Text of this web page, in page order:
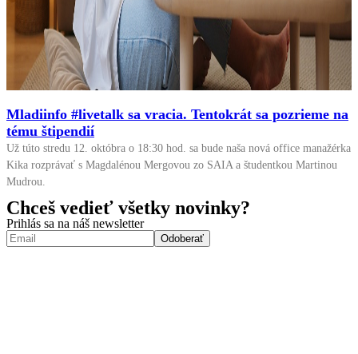
Mladiinfo #livetalk sa vracia. Tentokrát sa pozrieme na
tému štipendií
Už túto stredu 12. októbra o 18:30 hod. sa bude naša nová office manažérka
Kika rozprávať s Magdalénou Mergovou zo SAIA a študentkou Martinou
Mudrou.
Chceš vedieť všetky novinky?
Prihlás sa na náš newsletter